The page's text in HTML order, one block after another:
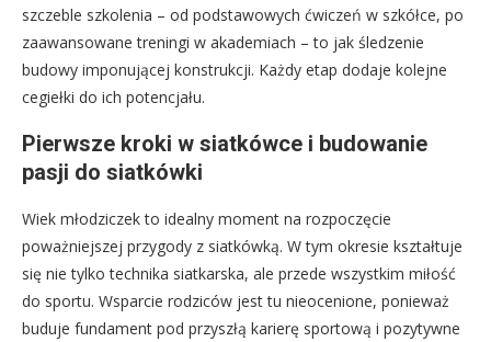
szczeble szkolenia – od podstawowych ćwiczeń w szkółce, po
zaawansowane treningi w akademiach – to jak śledzenie
budowy imponującej konstrukcji. Każdy etap dodaje kolejne
cegiełki do ich potencjału.
Pierwsze kroki w siatkówce i budowanie
pasji do siatkówki
Wiek młodziczek to idealny moment na rozpoczęcie
poważniejszej przygody z siatkówką. W tym okresie kształtuje
się nie tylko technika siatkarska, ale przede wszystkim miłość
do sportu. Wsparcie rodziców jest tu nieocenione, ponieważ
buduje fundament pod przyszłą karierę sportową i pozytywne